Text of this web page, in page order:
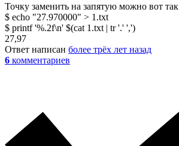
Точку заменить на запятую можно вот
$ echo "27.970000" > 1.txt
$ printf '%.2f\n' $(cat 1.txt | tr '.' ',')
27,97
Ответ написан более трёх лет назад
6 комментариев